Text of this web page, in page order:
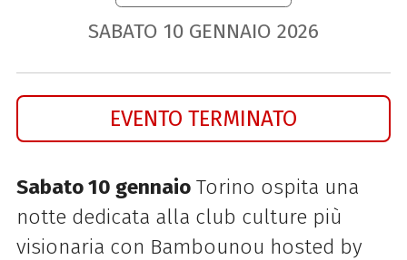
SABATO 10 GENNAIO 2026
EVENTO TERMINATO
Sabato 10 gennaioTorino ospita una
notte dedicata alla club culture più
visionaria con Bambounou hosted by